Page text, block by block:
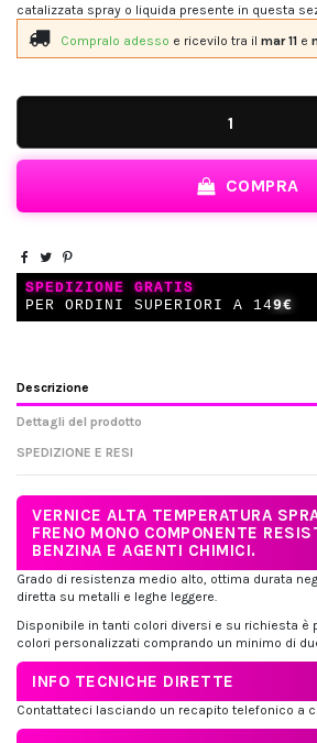
catalizzata spray o liquida presente in questa
Compralo adesso e ricevilo tra il mar 11 e
COMPRA
SPEDIZIONE GRATIS
PER ORDINI SUPERIORI A 149€
Descrizione
Dettagli del prodotto
SPEDIZIONE E RESI
VERNICE ALTA TEMPERATURA
FRENO MONO COMPONENTE
BENZINA E AGENTI CHIMICI.
Grado di resistenza medio alto, ottima durata
diretta su metalli e leghe leggere.
Disponibile in tanti colori diversi e su richiesta è
colori personalizzati comprando un minimo di
INFO TECNICHE DIRETTE
Contattateci lasciando un recapito telefonico a